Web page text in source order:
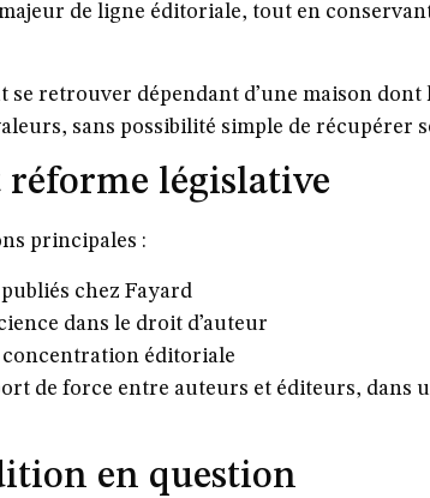
de ligne éditoriale, tout en
retrouver dépendant d’une maison dont
sans possibilité simple de récupérer
législative
principales :
chez Fayard
dans le droit d’auteur
concentration éditoriale
de force entre auteurs et éditeurs, dans
en question